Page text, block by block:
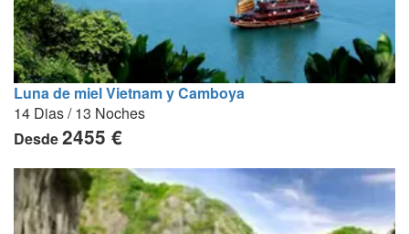
Luna de miel Vietnam y Camboya
14 Dias / 13 Noches
Desde2455 €